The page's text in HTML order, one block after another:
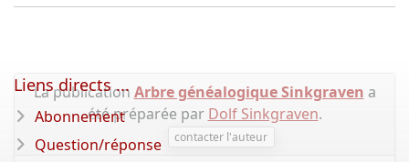
La publication Arbre généalogique Sinkgraven a
été préparée par Dolf Sinkgraven.
contacter l'auteur
Liens directs ...
Abonnement
Question/réponse